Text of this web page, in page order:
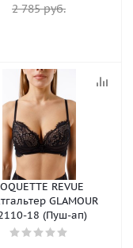
2 785 руб.
REVUE
GLAMOUR
18 (Пуш-ап)